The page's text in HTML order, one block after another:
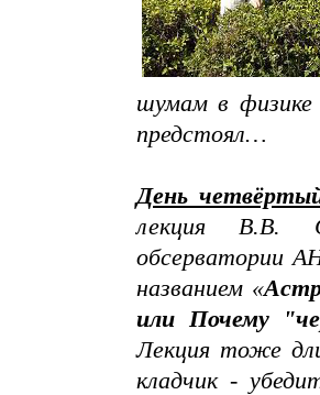
шумам в
предстоял…
День
лек­ция В.В.
обсерватории
названием «
или Почему
Лекция тоже
кладчик -